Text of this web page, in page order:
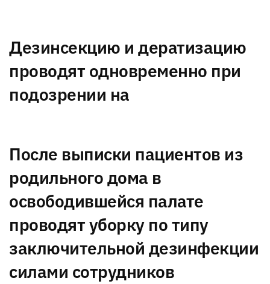
Дезинсекцию и дератизацию
проводят одновременно при
подозрении на
После выписки пациентов из
родильного дома в
освободившейся палате
проводят уборку по типу
заключительной дезинфекции
силами сотрудников